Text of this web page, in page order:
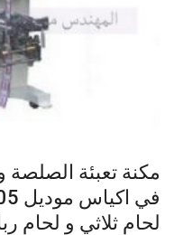
مكنة تعبئة الصلصة
لحام ثلاثي و لحام